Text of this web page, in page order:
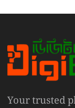
Your trusted